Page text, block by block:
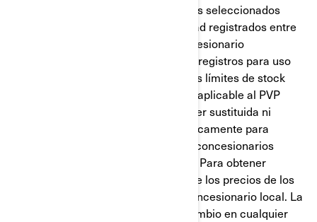
Esta oferta es válida para los modelos seleccionados
nuevos o sin usar de Can-Am Off-Road registrados entre
15.10.2025 y 30.09.2026 por un concesionario
participante. La oferta es aplicable a registros para uso
recreativo únicamente y dentro de los límites de stock
disponible. El valor del descuento es aplicable al PVP
incluyendo IVA. La oferta no puede ser sustituida ni
convertida en efectivo y es válida únicamente para
clientes que residan en España. Los concesionarios
pueden vender a un precio diferente. Para obtener
información completa y precisa sobre los precios de los
vehículos, por favor contacte a su concesionario local. La
oferta está sujeta a terminación o cambio en cualquier